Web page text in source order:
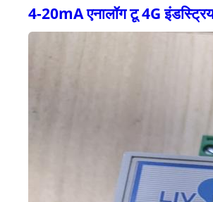
4-20mA एनालॉग टू 4G